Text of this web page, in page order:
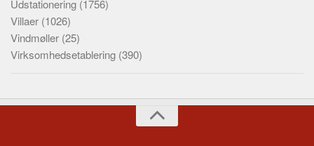
Udstationering (1756)
Villaer (1026)
Vindmøller (25)
Virksomhedsetablering (390)